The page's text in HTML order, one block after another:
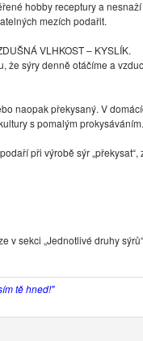
hobby receptury a
mezích podařit.
VLHKOST – KYSLÍK.
že sýry denně otáčíme a
naopak překysaný. V
s pomalým
při výrobě sýr „překysat“,
v sekci „Jednotlivé druhy
tě hned!"